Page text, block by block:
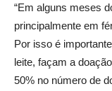
“Em alguns meses
principalmente em
Por isso é
leite, façam a
50% no número de